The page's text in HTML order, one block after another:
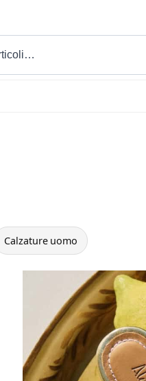
Calzature uomo